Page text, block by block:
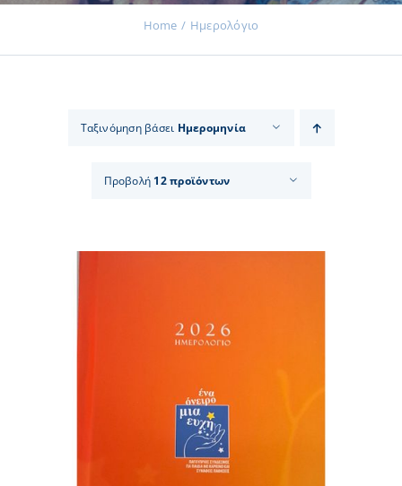
Home Ημερολόγιο
Ταξινόμηση βάσει Ημερομηνία
Προβολή 12 προϊόντων